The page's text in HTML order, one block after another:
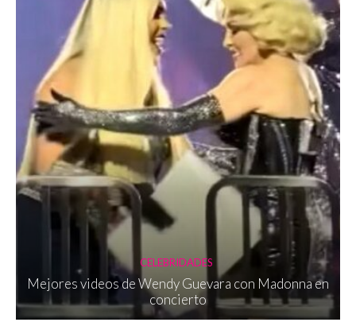
CELEBRIDADES
Mejores videos de Wendy Guevara con Madonna en
concierto